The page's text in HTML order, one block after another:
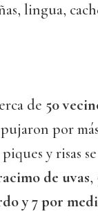
lingua,
de 50
por
y risas
de uvas,
y 7 por